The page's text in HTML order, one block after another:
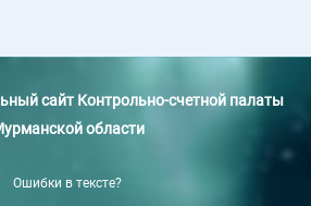
сайт Контрольно-счетной палаты
области
Ошибки в тексте?